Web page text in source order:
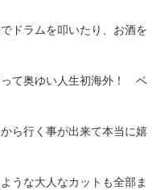
ドラムを叩いたり、お酒を
って奥ゆい人生初海外！ ベ
ら行く事が出来て本当に嬉
うな大人なカットも全部ま